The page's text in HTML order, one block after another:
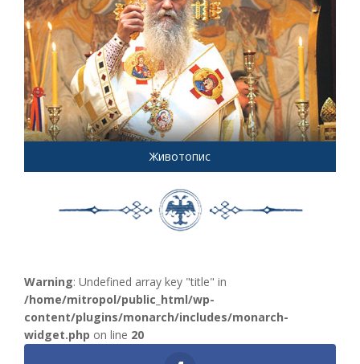
Животопис
Warning: Undefined array key "title" in
/home/mitropol/public_html/wp-
content/plugins/monarch/includes/monarch-
widget.php on line 20